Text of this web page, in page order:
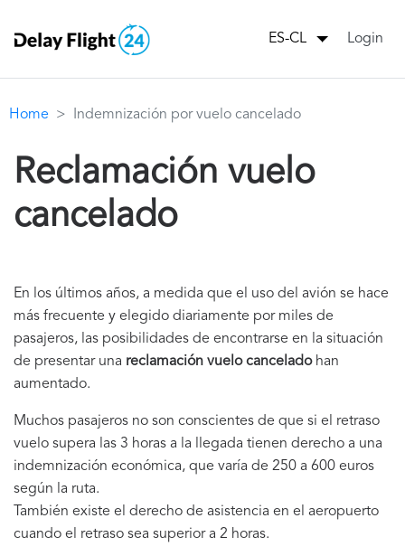
ES-CL Login
Home Indemnización por vuelo cancelado
Reclamación vuelo
cancelado
En los últimos años, a medida que el uso del avión se hace
más frecuente y elegido diariamente por miles de
pasajeros, las posibilidades de encontrarse en la situación
de presentar una reclamación vuelo canceladohan
aumentado.
Muchos pasajeros no son conscientes de que si el retraso
vuelo supera las 3 horas a la llegada tienen derecho a una
indemnización económica, que varía de 250 a 600 euros
según la ruta.
También existe el derecho de asistencia en el aeropuerto
cuando el retraso sea superior a 2 horas.